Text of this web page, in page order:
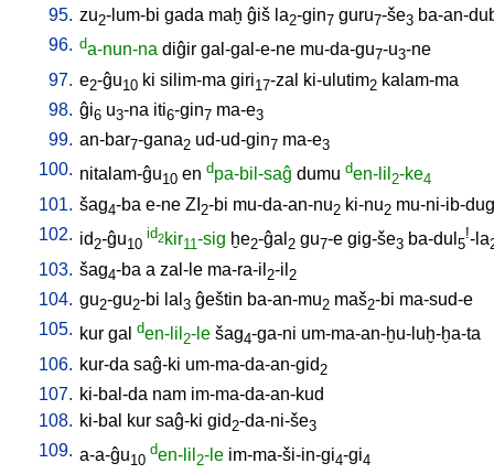
95. zu2-lum-bi gada maḫ ĝiš la2-gin7 guru7-še3 ba-an-
96. da-nun-na diĝir gal-gal-e-ne mu-da-gu7-u3-ne
97. e2-ĝu10 ki silim-ma giri17-zal ki-ulutim2 kalam-ma
98. ĝi6 u3-na iti6-gin7 ma-e3
99. an-bar7-gana2 ud-ud-gin7 ma-e3
100. nitalam-ĝu10 en dpa-bil-saĝ dumu den-lil 2-ke4
101. šag4-ba e-ne ZI 2-bi mu-da-an-nu2 ki-nu2 mu-ni-ib-dug
102. id2-ĝu10
id2kir11-sig ḫe2-ĝal 2 gu7-e gig-še3 ba-dul 5
!-la
103. šag4-ba a zal-le ma-ra-il 2-il 2
104. gu2-gu2-bi lal 3 ĝeštin ba-an-mu2 maš2-bi ma-sud-e
105. kur gal den-lil 2-le šag4-ga-ni um-ma-an-ḫu-luḫ-ḫa-ta
106. kur-da saĝ-ki um-ma-da-an-gid 2
107. ki-bal-da nam im-ma-da-an-kud
108. ki-bal kur saĝ-ki gid 2-da-ni-še3
109. a-a-ĝu10
den-lil 2-le im-ma-ši-in-gi4-gi4